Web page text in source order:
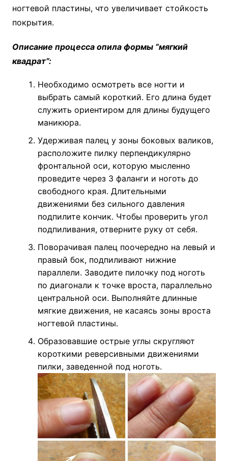
ногтевой пластины, что увеличивает стойкость
покрытия.
Описание процесса опила формы “мягкий
квадрат”:
Необходимо осмотреть все ногти и
выбрать самый короткий. Его длина будет
служить ориентиром для длины будущего
маникюра.
Удерживая палец у зоны боковых валиков,
расположите пилку перпендикулярно
фронтальной оси, которую мысленно
проведите через 3 фаланги и ноготь до
свободного края. Длительными
движениями без сильного давления
подпилите кончик. Чтобы проверить угол
подпиливания, отверните руку от себя.
Поворачивая палец поочередно на левый и
правый бок, подпиливают нижние
параллели. Заводите пилочку под ноготь
по диагонали к точке вроста, параллельно
центральной оси. Выполняйте длинные
мягкие движения, не касаясь зоны вроста
ногтевой пластины.
Образовавшие острые углы скругляют
короткими реверсивными движениями
пилки, заведенной под ноготь.